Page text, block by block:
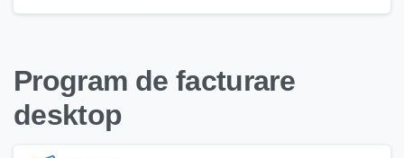
Program de facturare
desktop